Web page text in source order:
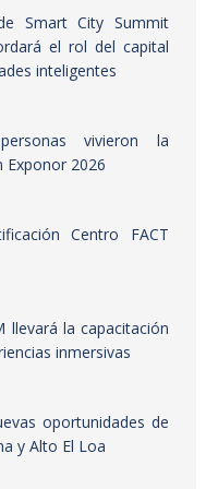
Smart City Summit
el rol del capital
inteligentes
vivieron la
Exponor 2026
Centro FACT
llevará la capacitación
inmersivas
oportunidades de
y Alto El Loa